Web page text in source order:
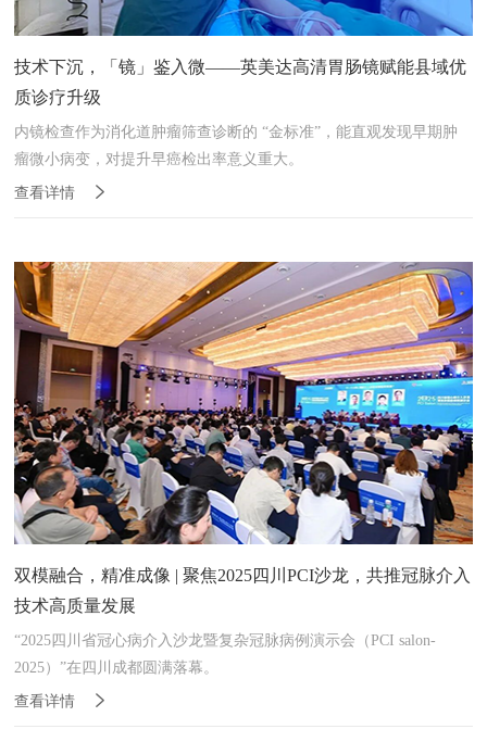
技术下沉，「镜」鉴入微——英美达高清胃肠镜赋能县域优
质诊疗升级
内镜检查作为消化道肿瘤筛查诊断的 “金标准”，能直观发现早期肿
瘤微小病变，对提升早癌检出率意义重大。
查看详情
双模融合，精准成像 | 聚焦2025四川PCI沙龙，共推冠脉介入
技术高质量发展
“2025四川省冠心病介入沙龙暨复杂冠脉病例演示会（PCI salon-
2025）”在四川成都圆满落幕。
查看详情